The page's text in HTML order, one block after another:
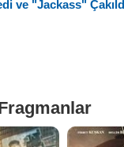
ve "Jackass"